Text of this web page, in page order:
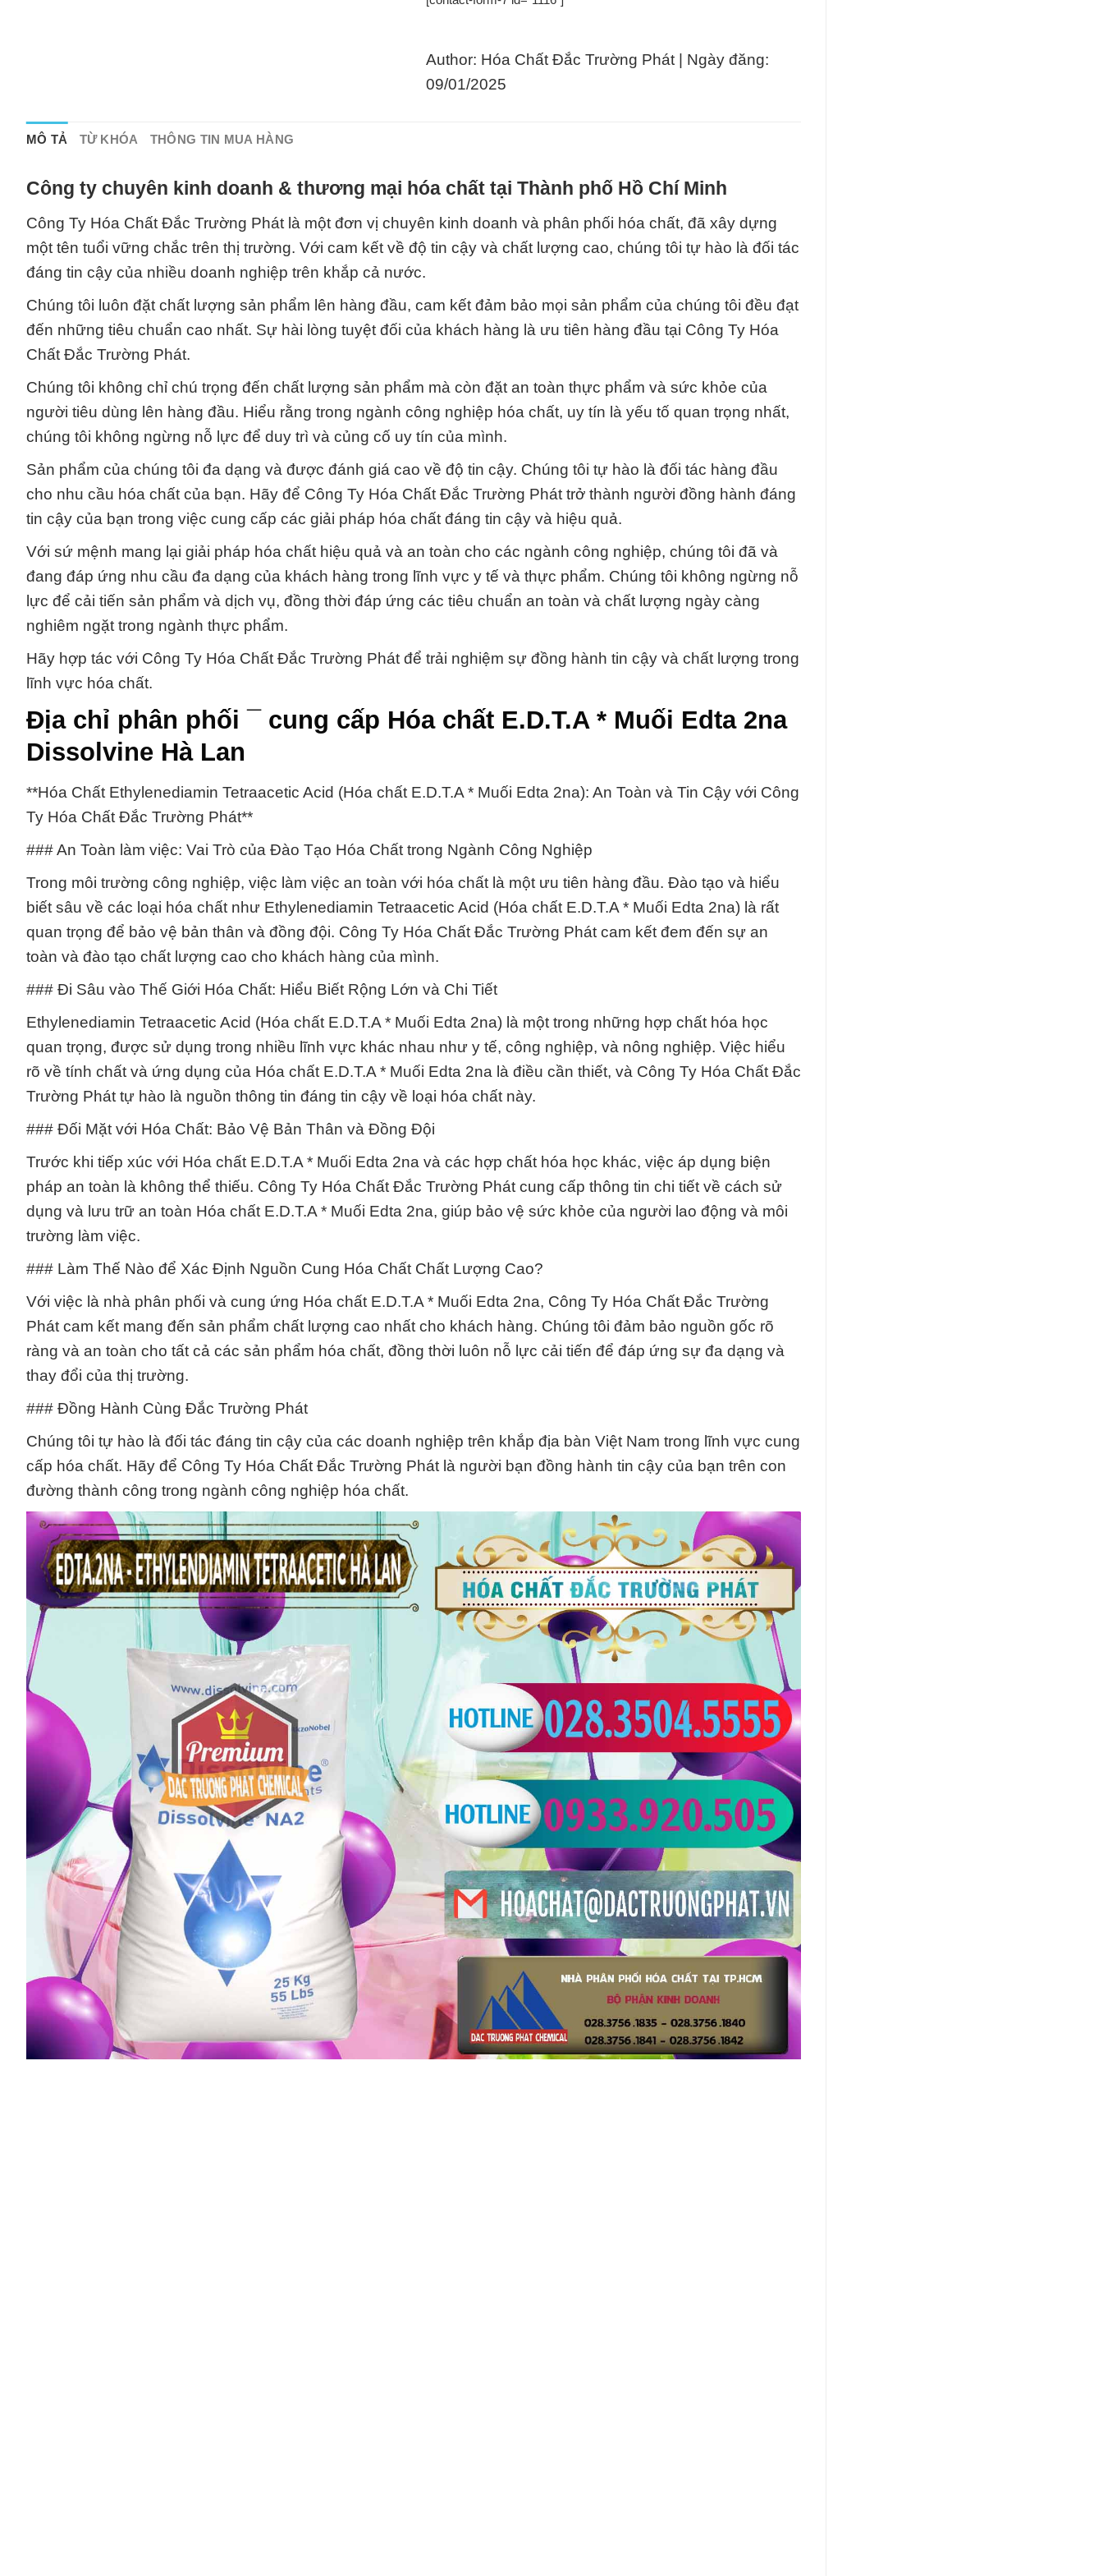
Author: Hóa Chất Đắc Trường Phát | Ngày đăng:
09/01/2025
MÔ TẢ TỪ KHÓA THÔNG TIN MUA HÀNG
Công ty chuyên kinh doanh & thương mại hóa chất tại Thành phố Hồ Chí Minh
Công Ty Hóa Chất Đắc Trường Phát là một đơn vị chuyên kinh doanh và phân phối hóa chất, đã xây dựng
một tên tuổi vững chắc trên thị trường. Với cam kết về độ tin cậy và chất lượng cao, chúng tôi tự hào là đối tác
đáng tin cậy của nhiều doanh nghiệp trên khắp cả nước.
Chúng tôi luôn đặt chất lượng sản phẩm lên hàng đầu, cam kết đảm bảo mọi sản phẩm của chúng tôi đều đạt
đến những tiêu chuẩn cao nhất. Sự hài lòng tuyệt đối của khách hàng là ưu tiên hàng đầu tại Công Ty Hóa
Chất Đắc Trường Phát.
Chúng tôi không chỉ chú trọng đến chất lượng sản phẩm mà còn đặt an toàn thực phẩm và sức khỏe của
người tiêu dùng lên hàng đầu. Hiểu rằng trong ngành công nghiệp hóa chất, uy tín là yếu tố quan trọng nhất,
chúng tôi không ngừng nỗ lực để duy trì và củng cố uy tín của mình.
Sản phẩm của chúng tôi đa dạng và được đánh giá cao về độ tin cậy. Chúng tôi tự hào là đối tác hàng đầu
cho nhu cầu hóa chất của bạn. Hãy để Công Ty Hóa Chất Đắc Trường Phát trở thành người đồng hành đáng
tin cậy của bạn trong việc cung cấp các giải pháp hóa chất đáng tin cậy và hiệu quả.
Với sứ mệnh mang lại giải pháp hóa chất hiệu quả và an toàn cho các ngành công nghiệp, chúng tôi đã và
đang đáp ứng nhu cầu đa dạng của khách hàng trong lĩnh vực y tế và thực phẩm. Chúng tôi không ngừng nỗ
lực để cải tiến sản phẩm và dịch vụ, đồng thời đáp ứng các tiêu chuẩn an toàn và chất lượng ngày càng
nghiêm ngặt trong ngành thực phẩm.
Hãy hợp tác với Công Ty Hóa Chất Đắc Trường Phát để trải nghiệm sự đồng hành tin cậy và chất lượng trong
lĩnh vực hóa chất.
Địa chỉ phân phối ¯ cung cấp Hóa chất E.D.T.A * Muối Edta 2na
Dissolvine Hà Lan
**Hóa Chất Ethylenediamin Tetraacetic Acid (Hóa chất E.D.T.A * Muối Edta 2na): An Toàn và Tin Cậy với Công
Ty Hóa Chất Đắc Trường Phát**
### An Toàn làm việc: Vai Trò của Đào Tạo Hóa Chất trong Ngành Công Nghiệp
Trong môi trường công nghiệp, việc làm việc an toàn với hóa chất là một ưu tiên hàng đầu. Đào tạo và hiểu
biết sâu về các loại hóa chất như Ethylenediamin Tetraacetic Acid (Hóa chất E.D.T.A * Muối Edta 2na) là rất
quan trọng để bảo vệ bản thân và đồng đội. Công Ty Hóa Chất Đắc Trường Phát cam kết đem đến sự an
toàn và đào tạo chất lượng cao cho khách hàng của mình.
### Đi Sâu vào Thế Giới Hóa Chất: Hiểu Biết Rộng Lớn và Chi Tiết
Ethylenediamin Tetraacetic Acid (Hóa chất E.D.T.A * Muối Edta 2na) là một trong những hợp chất hóa học
quan trọng, được sử dụng trong nhiều lĩnh vực khác nhau như y tế, công nghiệp, và nông nghiệp. Việc hiểu
rõ về tính chất và ứng dụng của Hóa chất E.D.T.A * Muối Edta 2na là điều cần thiết, và Công Ty Hóa Chất Đắc
Trường Phát tự hào là nguồn thông tin đáng tin cậy về loại hóa chất này.
### Đối Mặt với Hóa Chất: Bảo Vệ Bản Thân và Đồng Đội
Trước khi tiếp xúc với Hóa chất E.D.T.A * Muối Edta 2na và các hợp chất hóa học khác, việc áp dụng biện
pháp an toàn là không thể thiếu. Công Ty Hóa Chất Đắc Trường Phát cung cấp thông tin chi tiết về cách sử
dụng và lưu trữ an toàn Hóa chất E.D.T.A * Muối Edta 2na, giúp bảo vệ sức khỏe của người lao động và môi
trường làm việc.
### Làm Thế Nào để Xác Định Nguồn Cung Hóa Chất Chất Lượng Cao?
Với việc là nhà phân phối và cung ứng Hóa chất E.D.T.A * Muối Edta 2na, Công Ty Hóa Chất Đắc Trường
Phát cam kết mang đến sản phẩm chất lượng cao nhất cho khách hàng. Chúng tôi đảm bảo nguồn gốc rõ
ràng và an toàn cho tất cả các sản phẩm hóa chất, đồng thời luôn nỗ lực cải tiến để đáp ứng sự đa dạng và
thay đổi của thị trường.
### Đồng Hành Cùng Đắc Trường Phát
Chúng tôi tự hào là đối tác đáng tin cậy của các doanh nghiệp trên khắp địa bàn Việt Nam trong lĩnh vực cung
cấp hóa chất. Hãy để Công Ty Hóa Chất Đắc Trường Phát là người bạn đồng hành tin cậy của bạn trên con
đường thành công trong ngành công nghiệp hóa chất.